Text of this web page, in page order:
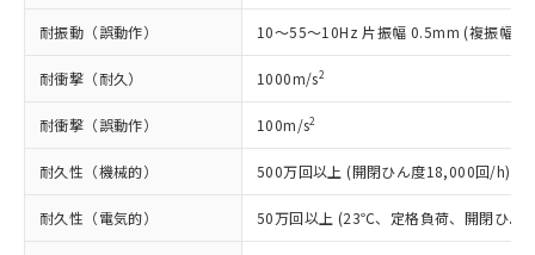
耐振動（誤動作） 10～55～10Hz 片振幅 0.5mm (複振幅
耐衝撃（耐久） 1000m/s2
耐衝撃（誤動作） 100m/s2
耐久性（機械的） 500万回以上 (開閉ひん度18,000回/h)
耐久性（電気的） 50万回以上 (23℃、定格負荷、開閉ひん
覧された時点での実際の在庫および標
準価格とは異なる場合があることをご
了承ください。
正式な納期状況および標準価格はお客
様のお取引先、またはお客様担当のオ
ムロン制御機器販売店・当社販売員に
ご相談ください。
オムロン制御機器販売店や当社販売拠
点は「
販売ネットワーク
」をご確認
ください。
ミウム(Cd) 100ppm以下、
六価クロム(Cr(Ⅵ)) 1000ppm以下、ポリ臭化ビフェニル
類(PBB) 1000ppm以下、ポリ臭化ジフェニルエーテル類
(PBDE) 1000ppm以下、フタル酸ビス(2-エチルヘキシ
ル) (DEHP)(別名：DOP) 1000ppm以下、フタル酸ブチ
(DIBP) 1000ppm以下
但し、RoHS指令で産業用監視および制御機器に対する
適用除外項目は除く。
フタル酸エステル類の４物質については閾値を超える意
図的な使用がないことを確認しています。
Pb(鉛) :1000ppm、 Hg(水銀) : 1000ppm、 Cd(カドミウ
ム) : 100ppm、
Cr(Ⅵ)(六価クロム) : 1000ppm、 PBBs(ポリ臭化ビフェ
ニル類) : 1000ppm、 PBDEs(ポリ臭化ジフェニルエーテ
ル類) : 1000ppm、
DBP(フタル酸ジブチル) : 1000ppm、 DIBP(フタル酸ジ
イソブチル) : 1000ppm、 BBP(フタル酸ブチルベンジ
ル) : 1000ppm、
DEHP(フタル酸ビス(2-エチルヘキシル)) : 1000ppm
※2 環境保護使用期限
可)を取得するなどの必要な手続きを
当社は規制貨物を破棄する場合は、完
全に破砕するなど、違法に輸出されな
いよう必要な手段を講じます。
当社は貴社製品を、核兵器、ミサイ
ル、化学兵器、生物兵器またはその他
武器並びにこれらの製造装置等に一切
使用いたしません。
当社は、貴社製品を第三者に販売する
一定数以上の在庫あり
△ 一定数には満たないが在庫あり
－
在庫なし(最新の在庫状況につ
いては、お客様のお取引先、ま
たはお客様担当のオムロン制御